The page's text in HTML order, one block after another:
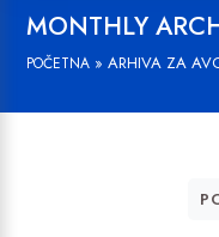
MONTHLY
POČETNA »ARHIVA ZA